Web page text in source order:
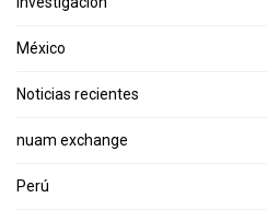
México
Noticias recientes
nuam exchange
Perú